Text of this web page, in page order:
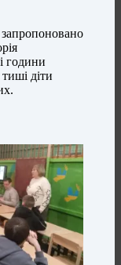
запропоновано
години
діти